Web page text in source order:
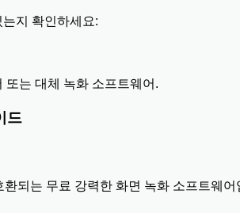
지 확인하세요:
는 대체 녹화 소프트웨어.
드
되는 무료 강력한 화면 녹화 소프트웨어